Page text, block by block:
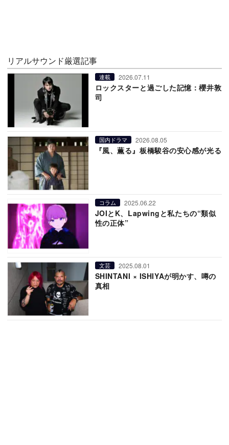
リアルサウンド厳選記事
連載 2026.07.11
ロックスターと過ごした記憶：櫻井敦
司
国内ドラマ 2026.08.05
『風、薫る』板橋駿谷の安心感が光る
コラム 2025.06.22
JOIとK、Lapwingと私たちの“類似
性の正体”
文芸 2025.08.01
SHINTANI × ISHIYAが明かす、噂の
真相